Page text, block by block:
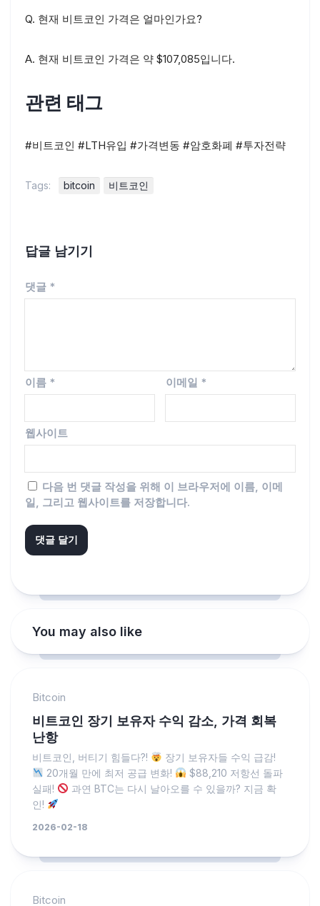
Q. 현재 비트코인 가격은 얼마인가요?
A. 현재 비트코인 가격은 약 $107,085입니다.
관련 태그
#비트코인 #LTH유입 #가격변동 #암호화폐 #투자전략
Tags: bitcoin 비트코인
답글 남기기
댓글 *
이름 * 이메일 *
웹사이트
다음 번 댓글 작성을 위해 이 브라우저에 이름, 이메
일, 그리고 웹사이트를 저장합니다.
You may also like
Bitcoin
비트코인 장기 보유자 수익 감소, 가격 회복
난항
비트코인, 버티기 힘들다?!
장기 보유자들 수익 급감!
20개월 만에 최저 공급 변화!
$88,210 저항선 돌파
실패!
과연 BTC는 다시 날아오를 수 있을까? 지금 확
인!
2026-02-18
Bitcoin